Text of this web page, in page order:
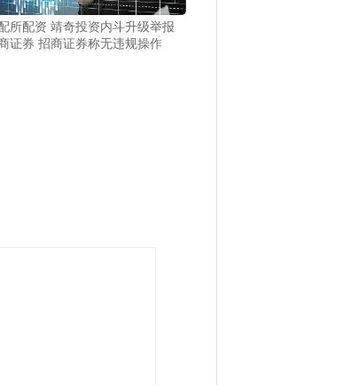
所配资 靖奇投资内斗升级举报
证券 招商证券称无违规操作